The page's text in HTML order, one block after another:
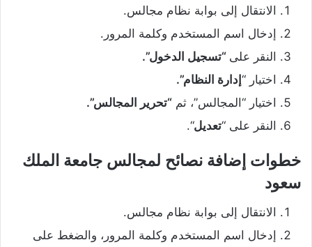
الانتقال إلى بوابة نظام مجالس.
إدخال اسم المستخدم وكلمة المرور.
النقر على “تسجيل الدخول”.
اختيار “إدارة النظام”.
اختيار “المجالس”، ثم “تحرير المجالس”.
النقر على “تعديل“.
خطوات إضافة نصائح لمجالس جامعة الملك
سعود
الانتقال إلى بوابة نظام مجالس.
إدخال اسم المستخدم وكلمة المرور، والضغط على